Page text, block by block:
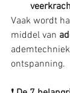
Vaak wordt
middel van
ontspanning.